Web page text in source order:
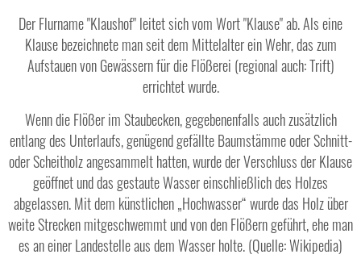
Der Flurname "Klaushof" leitet sich vom Wort "Klause" ab. Als eine
Klause bezeichnete man seit dem Mittelalter ein Wehr, das zum
Aufstauen von Gewässern für die Flößerei (regional auch: Trift)
errichtet wurde.
Wenn die Flößer im Staubecken, gegebenenfalls auch zusätzlich
entlang des Unterlaufs, genügend gefällte Baumstämme oder Schnitt-
oder Scheitholz angesammelt hatten, wurde der Verschluss der Klause
geöffnet und das gestaute Wasser einschließlich des Holzes
abgelassen. Mit dem künstlichen „Hochwasser“ wurde das Holz über
weite Strecken mitgeschwemmt und von den Flößern geführt, ehe man
es an einer Landestelle aus dem Wasser holte. (Quelle: Wikipedia)